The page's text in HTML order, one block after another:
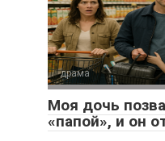
драма
Моя дочь
«папой», и он